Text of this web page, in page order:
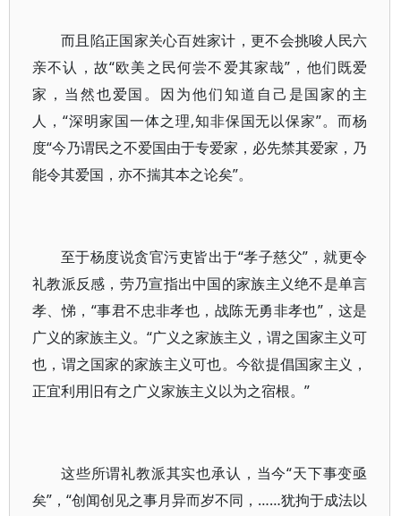
而且陷正国家关心百姓家计，更不会挑唆人民六
亲不认，故“欧美之民何尝不爱其家哉”，他们既爱
家，当然也爱国。因为他们知道自己是国家的主
人，“深明家国一体之理,知非保国无以保家”。而杨
度“今乃谓民之不爱国由于专爱家，必先禁其爱家，乃
能令其爱国，亦不揣其本之论矣”。
至于杨度说贪官污吏皆出于“孝子慈父”，就更令
礼教派反感，劳乃宣指出中国的家族主义绝不是单言
孝、悌，“事君不忠非孝也，战陈无勇非孝也”，这是
广义的家族主义。“广义之家族主义，谓之国家主义可
也，谓之国家的家族主义可也。今欲提倡国家主义，
正宜利用旧有之广义家族主义以为之宿根。”
这些所谓礼教派其实也承认，当今“天下事变亟
矣”，“创闻创见之事月异而岁不同，……犹拘于成法以